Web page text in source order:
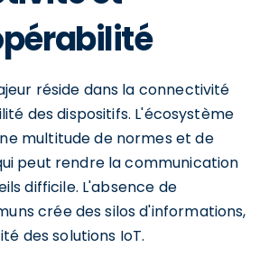
réside dans la connectivité
des dispositifs. L'écosystème
multitude de normes et de
peut rendre la communication
difficile. L'absence de
crée des silos d'informations,
des solutions IoT.